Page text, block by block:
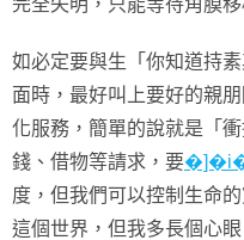
完全失明，只能等待角膜
如必定要與生「你知道持
面時，最好叫上要好的親
化服務，簡單的說就是「
錢、借物等請求，要
度，但我們可以控制生命
這個世界，但我多長個心